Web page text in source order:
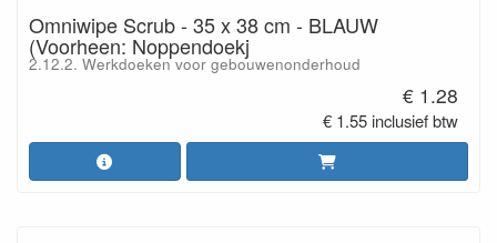
Omniwipe Scrub - 35 x 38 cm - BLAUW
(Voorheen: Noppendoekj
2.12.2. Werkdoeken voor gebouwenonderhoud
€ 1.28
€ 1.55 inclusief btw